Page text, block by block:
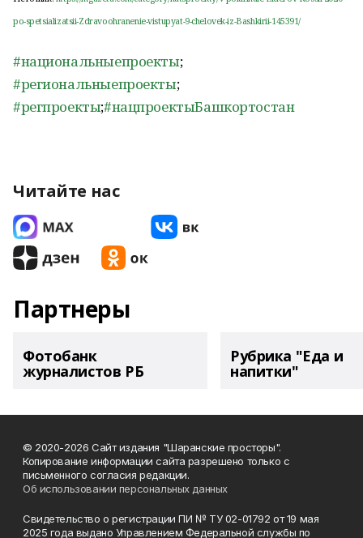
po-spetsializatsii-Zdravoohranenie-vistupyat-9-chelovek-iz-Bashkirii-145391/
#национальныепроекты;
#региональныепроекты;
#регпроекты;#нацпроектыБашкортостан
Читайте нас
Партнеры
Фотобанк
журналистов РБ
Рубрика "Еда и
напитки"
© 2020-2026 Сайт издания "Шаранские просторы".
Копирование информации сайта разрешено только с
письменного согласия редакции.
Об использовании персональных данных
Свидетельство о регистрации ПИ № ТУ 02-01792 от 19 мая
2025 года выдано Управлением Федеральной службы по